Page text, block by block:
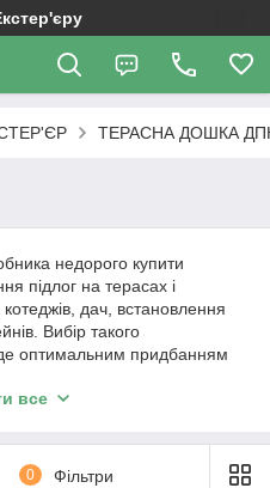
ТЕРАСНА ДОШКА
недорого купити
підлог на терасах і
дач, встановлення
Вибір такого
оптимальним придбанням
і покупки. Наша терасна
все
0 Фільтри